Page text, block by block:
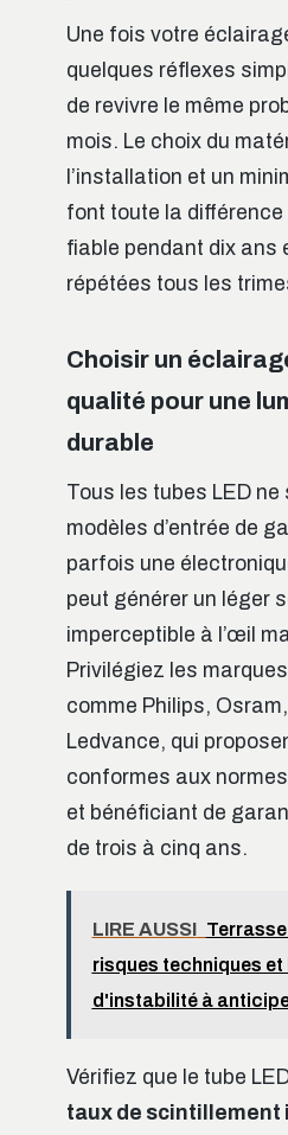
Une fois votre
quelques réflexes
de revivre le même
mois. Le choix du
l’installation et un
font toute la
fiable pendant dix ans
répétées tous les
Choisir un
qualité pour une
durable
Tous les tubes LED
modèles d’entrée de
parfois une
peut générer un léger
imperceptible à l’œil
Privilégiez les
comme Philips,
Ledvance, qui
conformes aux
et bénéficiant de
de trois à cinq ans.
LIRE AUSSI
risques techniques et
d'instabilité à
Vérifiez que le tube
taux de scintillement